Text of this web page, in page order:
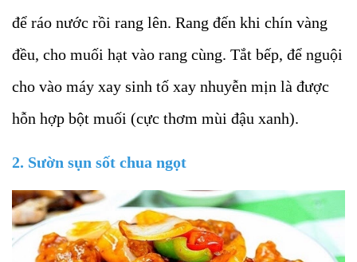
để ráo nước rồi rang lên. Rang đến khi chín vàng
đều, cho muối hạt vào rang cùng. Tắt bếp, để nguội
cho vào máy xay sinh tố xay nhuyễn mịn là được
hỗn hợp bột muối (cực thơm mùi đậu xanh).
2. Sườn sụn sốt chua ngọt